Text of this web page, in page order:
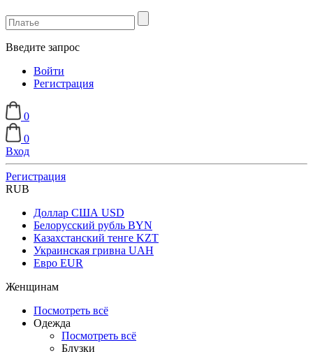
Введите запрос
Войти
Регистрация
0
0
Вход
Регистрация
RUB
Доллар США USD
Белорусский рубль BYN
Казахстанский тенге KZT
Украинская гривна UAH
Евро EUR
Женщинам
Посмотреть всё
Одежда
Посмотреть всё
Блузки